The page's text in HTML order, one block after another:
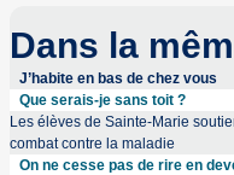
Dans la
J’habite en bas de chez vous
Que serais-je sans toit ?
Les élèves de Sainte-Marie
combat contre la maladie
On ne cesse pas de rire en